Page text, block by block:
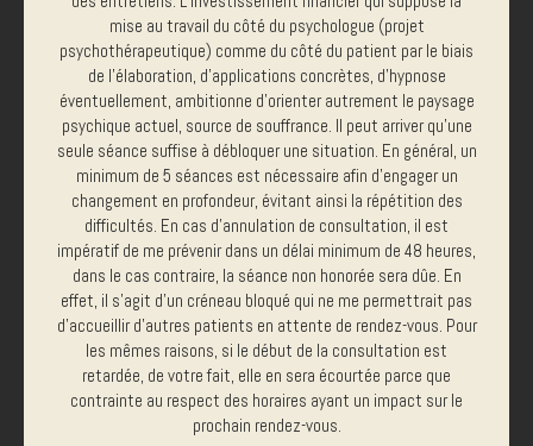
mise au travail du côté du psychologue (projet
psychothérapeutique) comme du côté du patient par le biais
de l’élaboration, d’applications concrètes, d'hypnose
éventuellement, ambitionne d’orienter autrement le paysage
psychique actuel, source de souffrance. Il peut arriver qu’une
seule séance suffise à débloquer une situation. En général, un
minimum de 5 séances est nécessaire afin d’engager un
changement en profondeur, évitant ainsi la répétition des
difficultés. En cas d’annulation de consultation, il est
impératif de me prévenir dans un délai minimum de 48 heures,
dans le cas contraire, la séance non honorée sera dûe. En
effet, il s’agit d’un créneau bloqué qui ne me permettrait pas
d’accueillir d’autres patients en attente de rendez-vous. Pour
les mêmes raisons, si le début de la consultation est
retardée, de votre fait, elle en sera écourtée parce que
contrainte au respect des horaires ayant un impact sur le
prochain rendez-vous.